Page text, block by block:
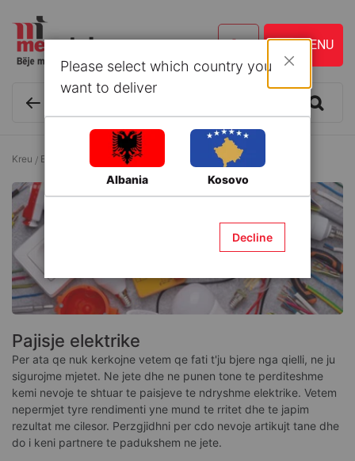
Kreu Elektrike Pajisje elektrike
Pajisje elektrike
Per ata qe nuk kerkojne vetem qe fati t'ju bjere nga qielli, ne ju
sigurojme mjetet. Ne jete dhe ne punen tone te perditeshme
kemi nevoje te shtuar te paisjeve te ndryshme elektrike. Vetem
nepermjet tyre rendimenti yne mund te rritet dhe te japim
rezultat me cilesor. Perzgjidhni per cdo nevoje artikujt tane dhe
do i keni partnere te padukshem ne jete.
Please select which country you
want to deliver
Albania Kosovo
Decline